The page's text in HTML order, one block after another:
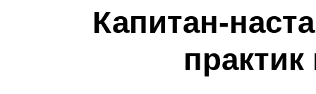
Капитан-